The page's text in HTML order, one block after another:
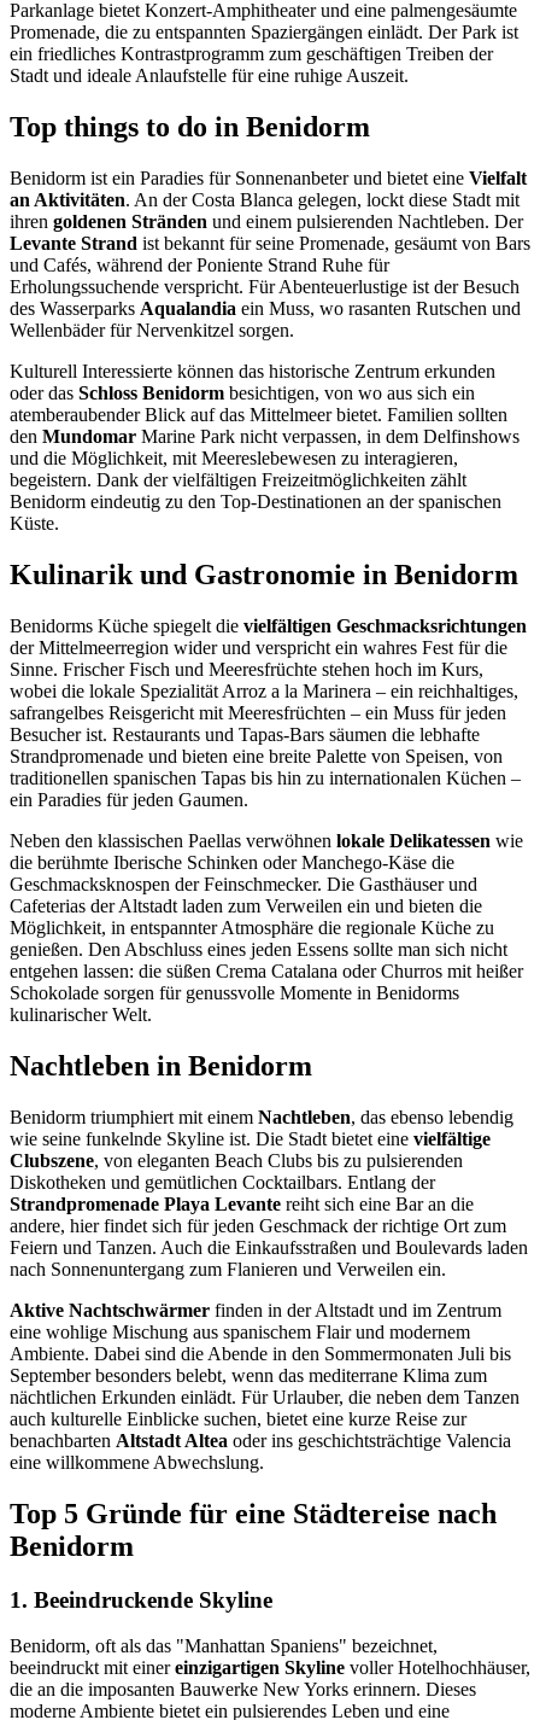
Parkanlage bietet Konzert-Amphitheater und eine palmengesäumte
Promenade, die zu entspannten Spaziergängen einlädt. Der Park ist
ein friedliches Kontrastprogramm zum geschäftigen Treiben der
Stadt und ideale Anlaufstelle für eine ruhige Auszeit.
Top things to do in Benidorm
Benidorm ist ein Paradies für Sonnenanbeter und bietet eine Vielfalt
an Aktivitäten. An der Costa Blanca gelegen, lockt diese Stadt mit
ihren goldenen Stränden und einem pulsierenden Nachtleben. Der
Levante Strand ist bekannt für seine Promenade, gesäumt von Bars
und Cafés, während der Poniente Strand Ruhe für
Erholungssuchende verspricht. Für Abenteuerlustige ist der Besuch
des Wasserparks Aqualandia ein Muss, wo rasanten Rutschen und
Wellenbäder für Nervenkitzel sorgen.
Kulturell Interessierte können das historische Zentrum erkunden
oder das Schloss Benidorm besichtigen, von wo aus sich ein
atemberaubender Blick auf das Mittelmeer bietet. Familien sollten
den Mundomar Marine Park nicht verpassen, in dem Delfinshows
und die Möglichkeit, mit Meereslebewesen zu interagieren,
begeistern. Dank der vielfältigen Freizeitmöglichkeiten zählt
Benidorm eindeutig zu den Top-Destinationen an der spanischen
Küste.
Kulinarik und Gastronomie in Benidorm
Benidorms Küche spiegelt die vielfältigen Geschmacksrichtungen
der Mittelmeerregion wider und verspricht ein wahres Fest für die
Sinne. Frischer Fisch und Meeresfrüchte stehen hoch im Kurs,
wobei die lokale Spezialität Arroz a la Marinera – ein reichhaltiges,
safrangelbes Reisgericht mit Meeresfrüchten – ein Muss für jeden
Besucher ist. Restaurants und Tapas-Bars säumen die lebhafte
Strandpromenade und bieten eine breite Palette von Speisen, von
traditionellen spanischen Tapas bis hin zu internationalen Küchen –
ein Paradies für jeden Gaumen.
Neben den klassischen Paellas verwöhnen lokale Delikatessen wie
die berühmte Iberische Schinken oder Manchego-Käse die
Geschmacksknospen der Feinschmecker. Die Gasthäuser und
Cafeterias der Altstadt laden zum Verweilen ein und bieten die
Möglichkeit, in entspannter Atmosphäre die regionale Küche zu
genießen. Den Abschluss eines jeden Essens sollte man sich nicht
entgehen lassen: die süßen Crema Catalana oder Churros mit heißer
Schokolade sorgen für genussvolle Momente in Benidorms
kulinarischer Welt.
Nachtleben in Benidorm
Benidorm triumphiert mit einem Nachtleben, das ebenso lebendig
wie seine funkelnde Skyline ist. Die Stadt bietet eine vielfältige
Clubszene, von eleganten Beach Clubs bis zu pulsierenden
Diskotheken und gemütlichen Cocktailbars. Entlang der
Strandpromenade Playa Levante reiht sich eine Bar an die
andere, hier findet sich für jeden Geschmack der richtige Ort zum
Feiern und Tanzen. Auch die Einkaufsstraßen und Boulevards laden
nach Sonnenuntergang zum Flanieren und Verweilen ein.
Aktive Nachtschwärmer finden in der Altstadt und im Zentrum
eine wohlige Mischung aus spanischem Flair und modernem
Ambiente. Dabei sind die Abende in den Sommermonaten Juli bis
September besonders belebt, wenn das mediterrane Klima zum
nächtlichen Erkunden einlädt. Für Urlauber, die neben dem Tanzen
auch kulturelle Einblicke suchen, bietet eine kurze Reise zur
benachbarten Altstadt Altea oder ins geschichtsträchtige Valencia
eine willkommene Abwechslung.
Top 5 Gründe für eine Städtereise nach
Benidorm
1. Beeindruckende Skyline
Benidorm, oft als das "Manhattan Spaniens" bezeichnet,
beeindruckt mit einereinzigartigen Skyline voller Hotelhochhäuser,
die an die imposanten Bauwerke New Yorks erinnern. Dieses
moderne Ambiente bietet ein pulsierendes Leben und eine